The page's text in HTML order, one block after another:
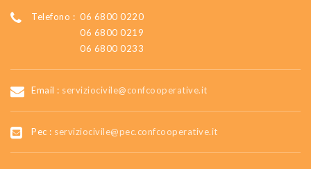
Telefono : 06 6800 0220
06 6800 0219
06 6800 0233
Email : serviziocivile@confcooperative.it
Pec : serviziocivile@pec.confcooperative.it